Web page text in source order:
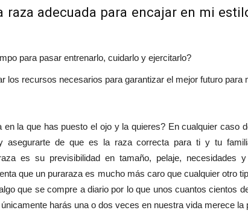
raza adecuada para encajar en mi
para pasar entrenarlo, cuidarlo y ejercitarlo?
los recursos necesarios para garantizar el mejor futuro para
en la que has puesto el ojo y la quieres? En cualquier caso
asegurarte de que es la raza correcta para ti y tu
es su previsibilidad en tamaño, pelaje, necesidades y
que un puraraza es mucho más caro que cualquier otro
que se compre a diario por lo que unos cuantos cientos
harás una o dos veces en nuestra vida merece la